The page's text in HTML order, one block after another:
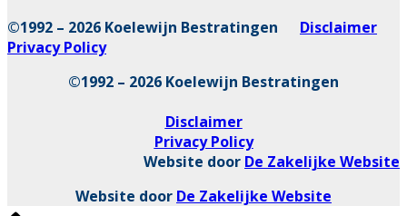
©1992 – 2026 Koelewijn Bestratingen Disclaimer
Privacy Policy
©1992 – 2026 Koelewijn Bestratingen
Disclaimer
Privacy Policy
Website door De Zakelijke Website
Website door De Zakelijke Website